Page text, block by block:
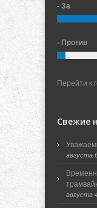
- За
- Против
Перейти к
Свежие
августа
августа